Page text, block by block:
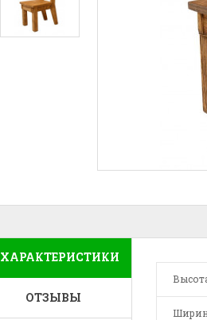
ХАРАКТЕРИСТИКИ
ОТЗЫВЫ